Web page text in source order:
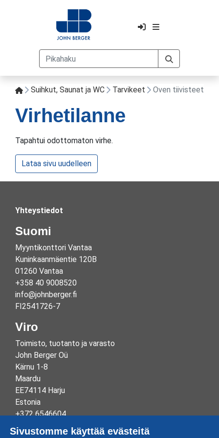
Suihkut, Saunat ja WC Tarvikeet Oven tiivisteet
Virhetilanne
Tapahtui odottomaton virhe.
Lataa sivu uudelleen
Yhteystiedot
Suomi
Myyntikonttori Vantaa
Kuninkaanmäentie 120B
01260 Vantaa
+358 40 9008520
info@johnberger.fi
FI2541726-7
Viro
Toimisto, tuotanto ja varasto
John Berger Oü
Kärnu 1-8
Maardu
EE74114 Harju
Estonia
+372 6546604
info@johnberger.ee
Sivustomme käyttää evästeitä